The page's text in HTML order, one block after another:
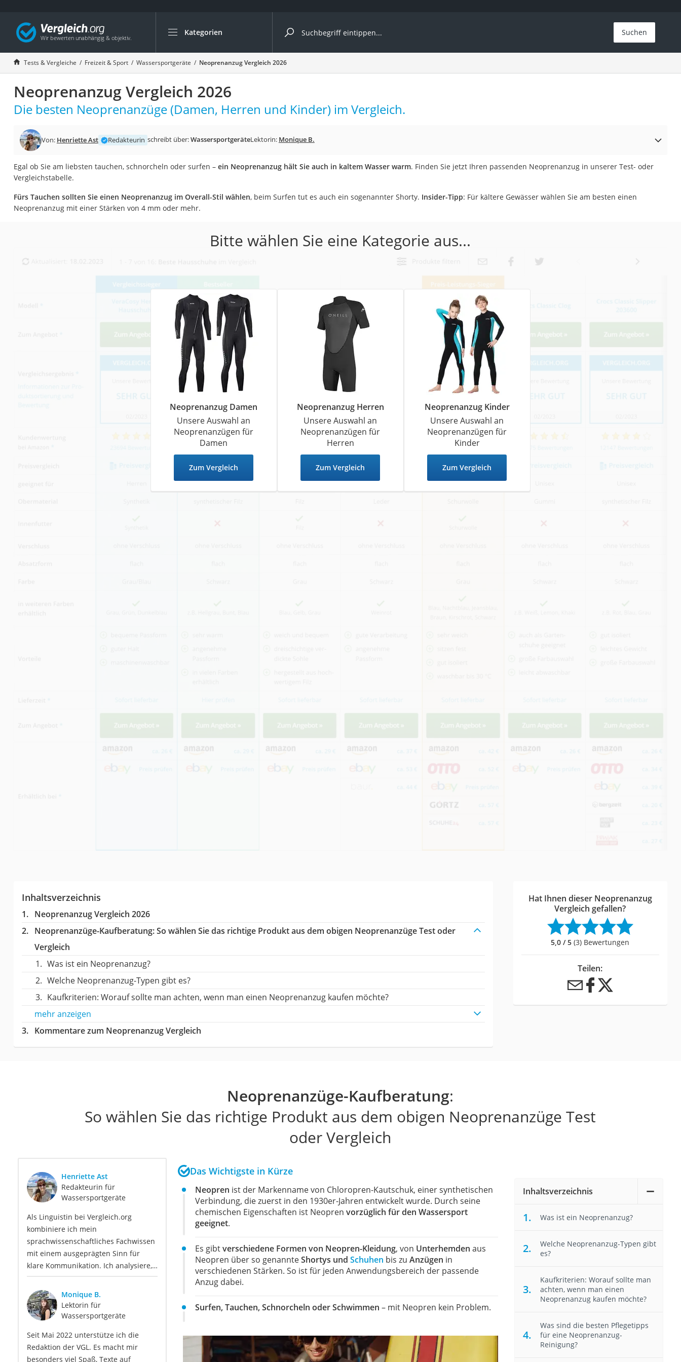
Kategorien
Die beliebtesten Vergleiche nach Kategorie
Freizeit & Sport
Gartentrampolin
Trampolin
Metalldetektor
Eufab-Fahrradträger
Trampolin 366 cm
Aluminium-Koffer
Air Bike
Trekkingschuhe Herren
Nachtsichtgerät
Faltschloss
Handgepäck-Koffer
Vibrationsplatte
Wanderschuhe Herren
Sicherheitsweste Reiten
Service
Suchen
Tests & Vergleiche Freizeit & Sport Wassersportgeräte Neoprenanzug Vergleich 2026
Neoprenanzug Vergleich 2026
Die besten Neoprenanzüge (Damen, Herren und Kinder) im Vergleich.
Von: Henriette Ast Redakteurin schreibt über:WassersportgeräteLektorin: Monique B.
Egal ob Sie am liebsten tauchen, schnorcheln oder surfen – ein Neoprenanzug hält Sie auch in kaltem Wasser warm. Finden Sie jetzt Ihren passenden Neoprenanzug in unserer Test- oder
Vergleichstabelle.
Fürs Tauchen sollten Sie einen Neoprenanzug im Overall-Stil wählen, beim Surfen tut es auch ein sogenannter Shorty. Insider-Tipp: Für kältere Gewässer wählen Sie am besten einen
Neoprenanzug mit einer Stärken von 4 mm oder mehr.
Bitte wählen Sie eine Kategorie aus...
Neoprenanzug Damen
Unsere Auswahl an
Neoprenanzügen für
Damen
Zum Vergleich
Neoprenanzug Herren
Unsere Auswahl an
Neoprenanzügen für
Herren
Zum Vergleich
Neoprenanzug Kinder
Unsere Auswahl an
Neoprenanzügen für
Kinder
Zum Vergleich
Inhaltsverzeichnis
Neoprenanzug Vergleich 2026
Neoprenanzüge-Kaufberatung: So wählen Sie das richtige Produkt aus dem obigen Neoprenanzüge Test oder
Vergleich
Was ist ein Neoprenanzug?
Welche Neoprenanzug-Typen gibt es?
Kaufkriterien: Worauf sollte man achten, wenn man einen Neoprenanzug kaufen möchte?
mehr anzeigen
Kommentare zum Neoprenanzug Vergleich
Hat Ihnen dieser Neoprenanzug
Vergleich gefallen?
5,0 / 5 (3) Bewertungen
Teilen:
Neoprenanzüge-Kaufberatung:
So wählen Sie das richtige Produkt aus dem obigen Neoprenanzüge Test
oder Vergleich
Henriette Ast
Redakteurin für
Wassersportgeräte
Als Linguistin bei Vergleich.org
kombiniere ich mein
sprachwissenschaftliches Fachwissen
mit einem ausgeprägten Sinn für
klare Kommunikation. Ich analysiere,
so, dass sie sprachlich präzise, leicht
verständlich und für unsere
Leser:innen informierend sind. Mein
anderem auf Freizeit-Themen. Auch
privat beschäftige ich mich gerne mit
Monique B.
Lektorin für
Wassersportgeräte
Seit Mai 2022 unterstütze ich die
Redaktion der VGL. Es macht mir
besonders viel Spaß, Texte auf
Das Wichtigste in Kürze
Neopren ist der Markenname von Chloropren-Kautschuk, einer synthetischen
Verbindung, die zuerst in den 1930er-Jahren entwickelt wurde. Durch seine
chemischen Eigenschaften ist Neoprenvorzüglich für den Wassersport
geeignet.
Es gibtverschiedene Formen von Neopren-Kleidung, von Unterhemden aus
Neopren über so genannteShortys undSchuhen bis zu Anzügen in
verschiedenen Stärken. So ist für jeden Anwendungsbereich der passende
Anzug dabei.
Surfen, Tauchen, Schnorcheln oder Schwimmen – mit Neopren kein Problem.
Inhaltsverzeichnis
Was ist ein Neoprenanzug?
Welche Neoprenanzug-Typen gibt
es?
Kaufkriterien: Worauf sollte man
achten, wenn man einen
Neoprenanzug kaufen möchte?
Was sind die besten Pflegetipps
für eine Neoprenanzug-
Reinigung?